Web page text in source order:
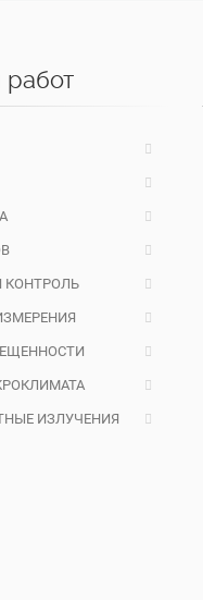
работ
ИЗЛУЧЕНИЯ